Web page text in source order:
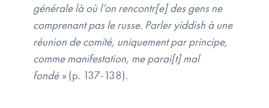
générale là où l’on rencontr[e] des gens ne
comprenant pas le russe. Parler yiddish à une
réunion de comité, uniquement par principe,
comme manifestation, me parai[t] mal
fondé »(p. 137-138).